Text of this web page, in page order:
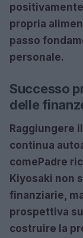
propria
passo
personale.
Successo
delle
Raggiungere
continua
comePadre
Kiyosaki non
finanziarie,
prospettiva
costruire la